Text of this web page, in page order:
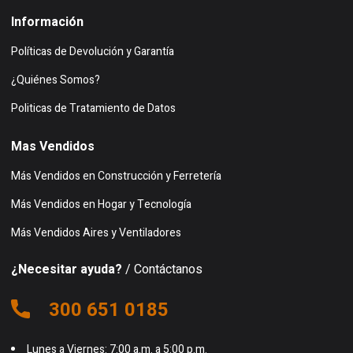
Información
Políticas de Devolución y Garantía
¿Quiénes Somos?
Politicas de Tratamiento de Datos
Mas Vendidos
Más Vendidos en Construcción y Ferretería
Más Vendidos en Hogar y Tecnología
Más Vendidos Aires y Ventiladores
¿Necesitar ayuda? / Contáctanos
300 651 0185
Lunes a Viernes: 7:00 a.m. a 5:00 p.m.